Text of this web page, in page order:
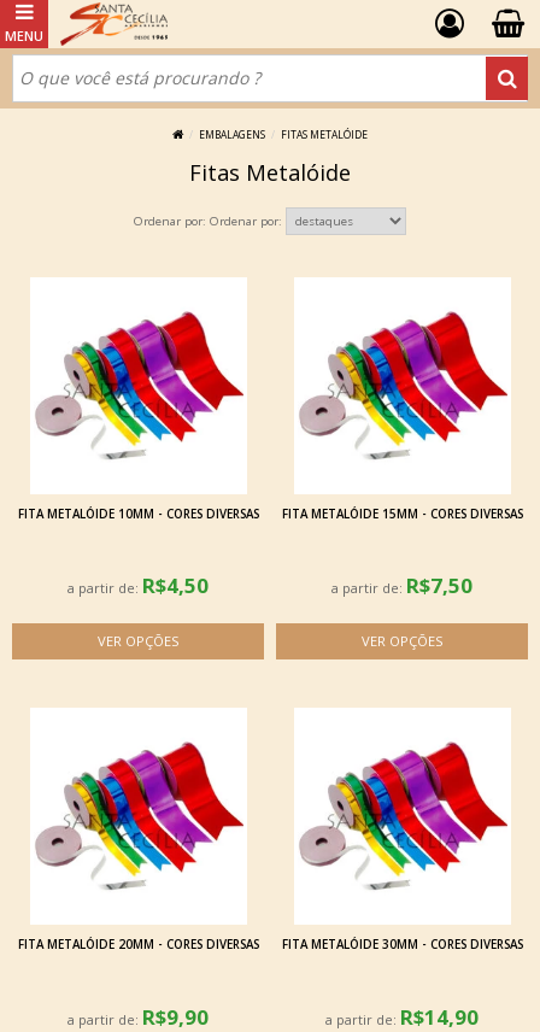
EMBALAGENS FITAS METALÓIDE
Fitas Metalóide
Ordenar por:
FITA METALÓIDE 10MM - CORES DIVERSAS
a partir de: R$4,50
FITA METALÓIDE 15MM - CORES DIVERSAS
a partir de: R$7,50
FITA METALÓIDE 20MM - CORES DIVERSAS
a partir de: R$9,90
FITA METALÓIDE 30MM - CORES DIVERSAS
a partir de: R$14,90